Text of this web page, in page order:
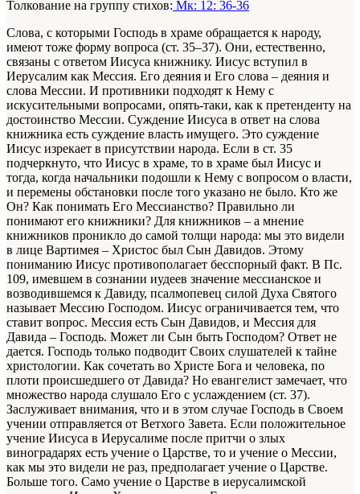
Толкование на группу стихов: Мк: 12: 36-36
Слова, с которыми Господь в храме обращается к народу,
имеют тоже форму вопроса (ст. 35–37). Они, естественно,
связаны с ответом Иисуса книжнику. Иисус вступил в
Иерусалим как Мессия. Его деяния и Его слова – деяния и
слова Мессии. И противники подходят к Нему с
искусительными вопросами, опять-таки, как к претенденту на
достоинство Мессии. Суждение Иисуса в ответ на слова
книжника есть суждение власть имущего. Это суждение
Иисус изрекает в присутствии народа. Если в ст. 35
подчеркнуто, что Иисус в храме, то в храме был Иисус и
тогда, когда начальники подошли к Нему с вопросом о власти,
и перемены обстановки после того указано не было. Кто же
Он? Как понимать Его Мессианство? Правильно ли
понимают его книжники? Для книжников – а мнение
книжников проникло до самой толщи народа: мы это видели
в лице Вартимея – Христос был Сын Давидов. Этому
пониманию Иисус противополагает бесспорный факт. В Пс.
109, имевшем в сознании иудеев значение мессианское и
возводившемся к Давиду, псалмопевец силой Духа Святого
называет Мессию Господом. Иисус ограничивается тем, что
ставит вопрос. Мессия есть Сын Давидов, и Мессия для
Давида – Господь. Может ли Сын быть Господом? Ответ не
дается. Господь только подводит Своих слушателей к тайне
христологии. Как сочетать во Христе Бога и человека, по
плоти происшедшего от Давида? Но евангелист замечает, что
множество народа слушало Его с услаждением (ст. 37).
Заслуживает внимания, что и в этом случае Господь в Своем
учении отправляется от Ветхого Завета. Если положительное
учение Иисуса в Иерусалиме после притчи о злых
виноградарях есть учение о Царстве, то и учение о Мессии,
как мы это видели не раз, предполагает учение о Царстве.
Больше того. Само учение о Царстве в иерусалимской